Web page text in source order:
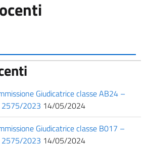
Giudicatrice classe AB24 –
2575/2023 14/05/2024
Giudicatrice classe B017 –
2575/2023 14/05/2024